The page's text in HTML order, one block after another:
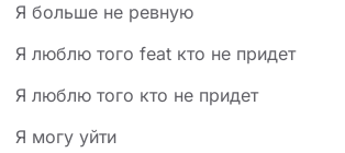
Я больше не ревную
Я люблю того feat кто не придет
Я люблю того кто не придет
Я могу уйти